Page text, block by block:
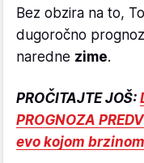
Bez obzira na to,
dugoročno
naredne zime.
PROČITAJTE JOŠ:
PROGNOZA
evo kojom